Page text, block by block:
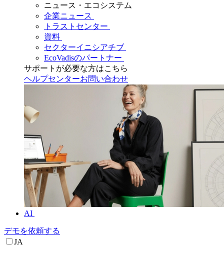
ニュース・エコシステム
企業ニュース
トラストセンター
資料
セクターイニシアチブ
EcoVadisのパートナー
サポートが必要な方はこちら
ヘルプセンターお問い合わせ
AI
デモを依頼する
JA